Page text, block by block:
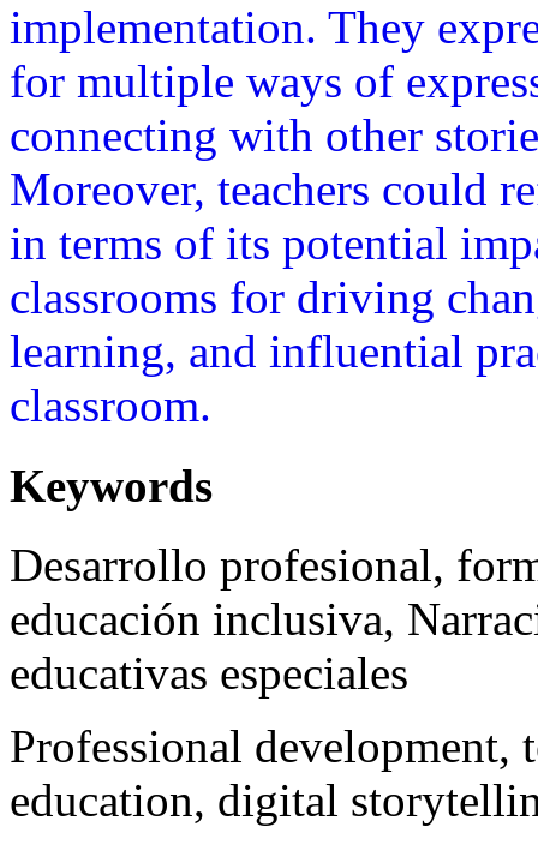
implementation. They
for multiple ways of
connecting with other
Moreover, teachers could
in terms of its potential
classrooms for driving
learning, and influential
classroom.
Keywords
Desarrollo profesional,
educación inclusiva,
educativas especiales
Professional
education, digital